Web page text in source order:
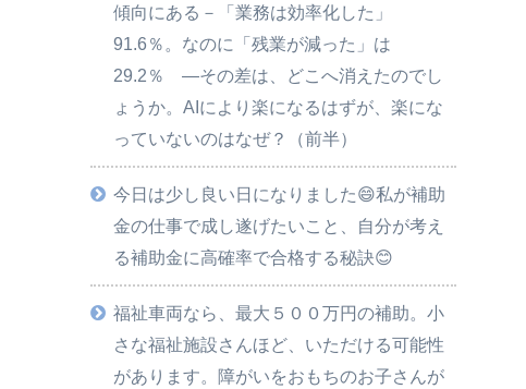
傾向にある－「業務は効率化した」
91.6％。なのに「残業が減った」は
29.2％ ―その差は、どこへ消えたのでし
ょうか。AIにより楽になるはずが、楽にな
っていないのはなぜ？（前半）
今日は少し良い日になりました😄私が補助
金の仕事で成し遂げたいこと、自分が考え
る補助金に高確率で合格する秘訣😊
福祉車両なら、最大５００万円の補助。小
さな福祉施設さんほど、いただける可能性
があります。障がいをおもちのお子さんが